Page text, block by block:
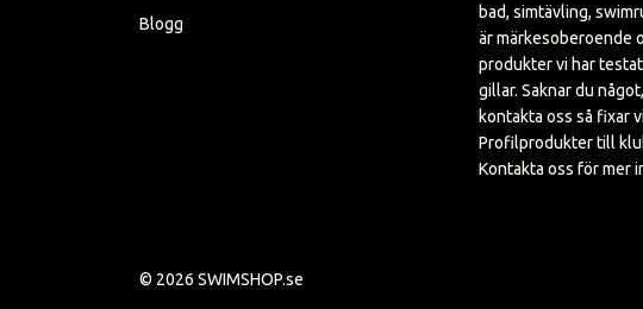
Blogg
bad, simtävling,
är märkesoberoende
produkter vi har
gillar. Saknar du
kontakta oss så fixar
Profilprodukter till
Kontakta oss för mer
© 2026 SWIMSHOP.se